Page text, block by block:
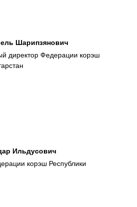
Шарипзянович
директор Федерации корэш
Ильдусович
корэш Республики